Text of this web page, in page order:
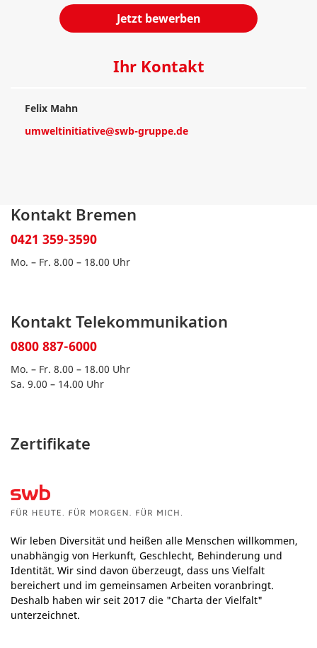
Jetzt bewerben
Ihr Kontakt
Felix Mahn
umweltinitiative@swb-gruppe.de
Kontakt Bremen
0421 359-3590
Mo. – Fr. 8.00 – 18.00 Uhr
Kontakt Telekommunikation
0800 887-6000
Mo. – Fr. 8.00 – 18.00 Uhr
Sa. 9.00 – 14.00 Uhr
Zertifikate
Wir leben Diversität und heißen alle Menschen willkommen,
unabhängig von Herkunft, Geschlecht, Behinderung und
Identität. Wir sind davon überzeugt, dass uns Vielfalt
bereichert und im gemeinsamen Arbeiten voranbringt.
Deshalb haben wir seit 2017 die "Charta der Vielfalt"
unterzeichnet.